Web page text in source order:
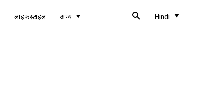
लाइफस्टाइल अन्य Hindi